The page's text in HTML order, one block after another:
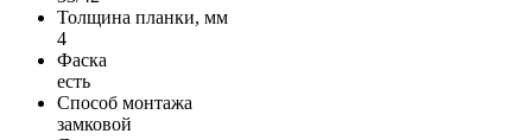
Толщина планки, мм
4
Фаска
есть
Способ монтажа
замковой